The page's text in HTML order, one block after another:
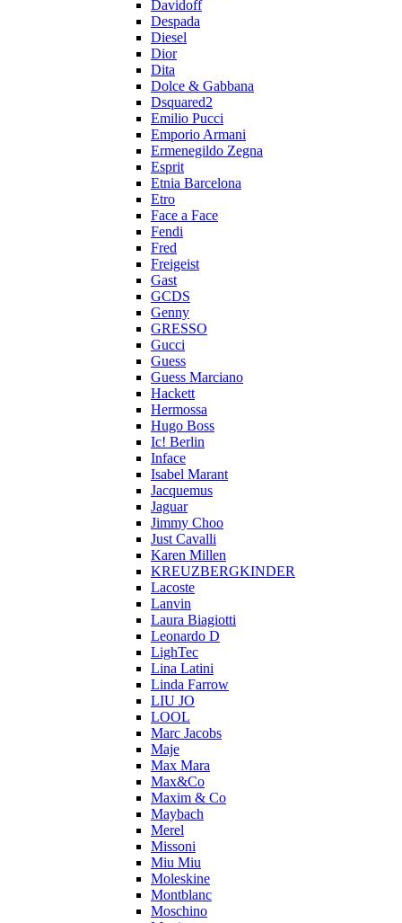
Davidoff
Despada
Diesel
Dior
Dita
Dolce & Gabbana
Dsquared2
Emilio Pucci
Emporio Armani
Ermenegildo Zegna
Esprit
Etnia Barcelona
Etro
Face a Face
Fendi
Fred
Freigeist
Gast
GCDS
Genny
GRESSO
Gucci
Guess
Guess Marciano
Hackett
Hermossa
Hugo Boss
Ic! Berlin
Inface
Isabel Marant
Jacquemus
Jaguar
Jimmy Choo
Just Cavalli
Karen Millen
KREUZBERGKINDER
Lacoste
Lanvin
Laura Biagiotti
Leonardo D
LighTec
Lina Latini
Linda Farrow
LIU JO
LOOL
Marc Jacobs
Maje
Max Mara
Max&Co
Maxim & Co
Maybach
Merel
Missoni
Miu Miu
Moleskine
Montblanc
Moschino